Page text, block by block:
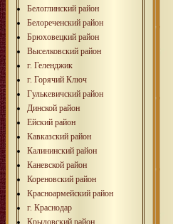
Белоглинский район
Белореченский район
Брюховецкий район
Выселковский район
г. Геленджик
г. Горячий Ключ
Гулькевичский район
Динской район
Ейский район
Кавказский район
Калининский район
Каневской район
Кореновский район
Красноармейский район
г. Краснодар
Крыловский район